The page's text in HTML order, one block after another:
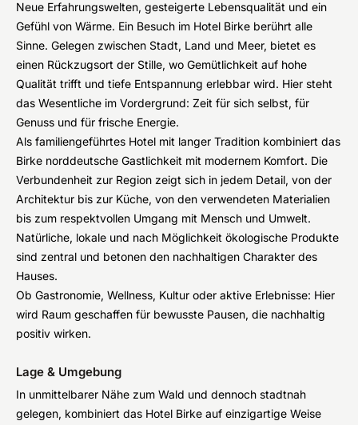
Neue Erfahrungswelten, gesteigerte Lebensqualität und ein
Gefühl von Wärme. Ein Besuch im Hotel Birke berührt alle
Sinne. Gelegen zwischen Stadt, Land und Meer, bietet es
einen Rückzugsort der Stille, wo Gemütlichkeit auf hohe
Qualität trifft und tiefe Entspannung erlebbar wird. Hier steht
das Wesentliche im Vordergrund: Zeit für sich selbst, für
Genuss und für frische Energie.
Als familiengeführtes Hotel mit langer Tradition kombiniert das
Birke norddeutsche Gastlichkeit mit modernem Komfort. Die
Verbundenheit zur Region zeigt sich in jedem Detail, von der
Architektur bis zur Küche, von den verwendeten Materialien
bis zum respektvollen Umgang mit Mensch und Umwelt.
Natürliche, lokale und nach Möglichkeit ökologische Produkte
sind zentral und betonen den nachhaltigen Charakter des
Hauses.
Ob Gastronomie, Wellness, Kultur oder aktive Erlebnisse: Hier
wird Raum geschaffen für bewusste Pausen, die nachhaltig
positiv wirken.
Lage & Umgebung
In unmittelbarer Nähe zum Wald und dennoch stadtnah
gelegen, kombiniert das Hotel Birke auf einzigartige Weise